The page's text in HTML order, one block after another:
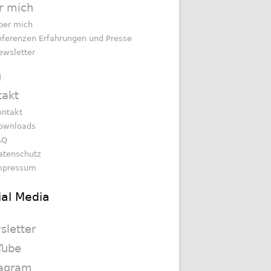
mich
mich
Erfahrungen und Presse
Media